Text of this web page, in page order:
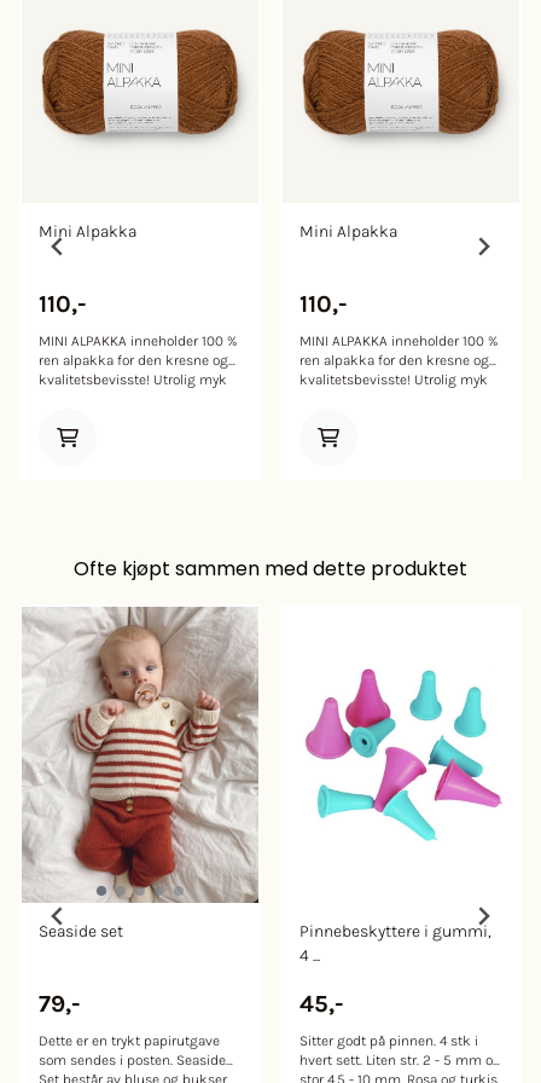
Mini Alpakka
110,-
MINI ALPAKKA inneholder 100 %
ren alpakka for den kresne og
kvalitetsbevisste! Utrolig myk
sortimentet. Innhold: 100 % ren
skyllemiddel. Tørkes flatt.
Mini Alpakka
110,-
MINI ALPAKKA inneholder 100 %
ren alpakka for den kresne og
kvalitetsbevisste! Utrolig myk
sortimentet. Innhold: 100 % ren
Ofte kjøpt sammen med dette produktet
Seaside set
79,-
Dette er en trykt papirutgave
som sendes i posten. Seaside
Set består av bluse og bukser.
Pinnebeskyttere i gummi,
4 ...
45,-
Sitter godt på pinnen. 4 stk i
hvert sett. Liten str. 2 - 5 mm og
stor 4,5 - 10 mm. Rosa og turkis